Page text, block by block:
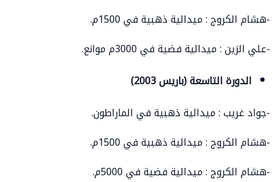
-هشام الكروج : ميدالية ذهبية في 1500م.
-علي الزين : ميدالية فضية في 3000م موانع.
الدورة التاسعة (باريس 2003)
-جواد غريب : ميدالية ذهبية في الماراطون.
-هشام الكروج : ميدالية ذهبية في 1500م.
-هشام الكروج : ميدالية فضية في 5000م.